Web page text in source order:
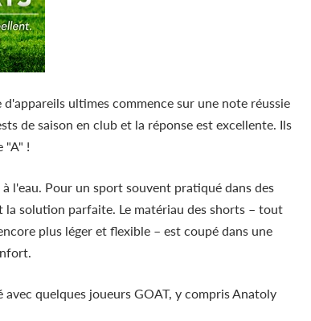
ultimes commence sur une note réussie
de saison en club et la réponse est excellente. Ils
"A" !
l'eau. Pour un sport souvent pratiqué dans des
solution parfaite. Le matériau des shorts – tout
plus léger et flexible – est coupé dans une
quelques joueurs GOAT, y compris Anatoly